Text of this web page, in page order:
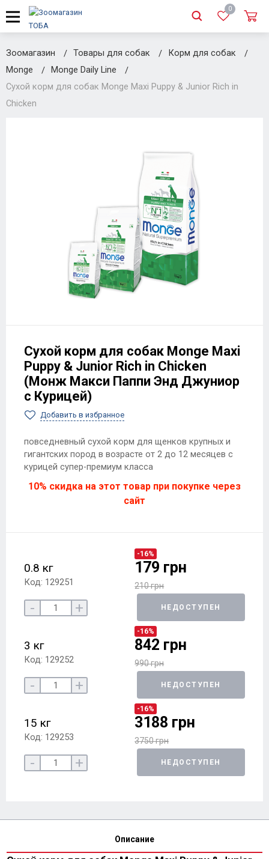
0
Зоомагазин Товары для собак
Корм для собак
Monge
Monge Daily Line
Сухой корм для собак Monge Maxi Puppy & Junior Rich in
Chicken
Сухой корм для собак Monge Maxi
Puppy & Junior Rich in Chicken
(Монж Макси Паппи Энд Джуниор
с Курицей)
Добавить в избранное
повседневный сухой корм для щенков крупных и
гигантских пород в возрасте от 2 до 12 месяцев с
курицей супер-премиум класса
10% скидка на этот товар при покупке через
сайт
0.8 кг
Код: 129251
-16%
179 грн
210 грн
- + НЕДОСТУПЕН
3 кг
Код: 129252
-16%
842 грн
990 грн
- + НЕДОСТУПЕН
15 кг
Код: 129253
-16%
3188 грн
3750 грн
- + НЕДОСТУПЕН
Описание